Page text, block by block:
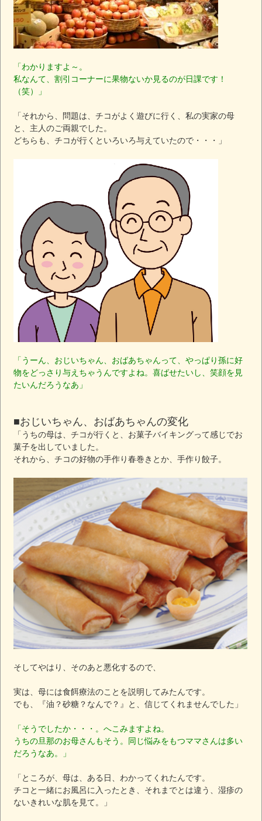
「わかりますよ～。
私なんて、割引コーナーに果物ないか見るのが日課です！
（笑）」
「それから、問題は、チコがよく遊びに行く、私の実家の母
と、主人のご両親でした。
どちらも、チコが行くといろいろ与えていたので・・・」
「うーん、おじいちゃん、おばあちゃんって、やっぱり孫に好
物をどっさり与えちゃうんですよね。喜ばせたいし、笑顔を見
たいんだろうなあ」
■おじいちゃん、おばあちゃんの変化
「うちの母は、チコが行くと、お菓子バイキングって感じでお
菓子を出していました。
それから、チコの好物の手作り春巻きとか、手作り餃子。
そしてやはり、そのあと悪化するので、
実は、母には食餌療法のことを説明してみたんです。
でも、『油？砂糖？なんで？』と、信じてくれませんでした」
「そうでしたか・・・。へこみますよね。
うちの旦那のお母さんもそう。同じ悩みをもつママさんは多い
だろうなあ。」
「ところが、母は、ある日、わかってくれたんです。
チコと一緒にお風呂に入ったとき、それまでとは違う、湿疹の
ないきれいな肌を見て。」